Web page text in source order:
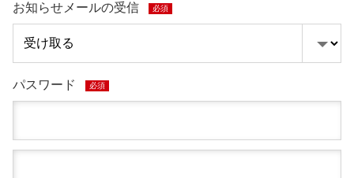
お知らせメールの受信 必須
パスワード 必須